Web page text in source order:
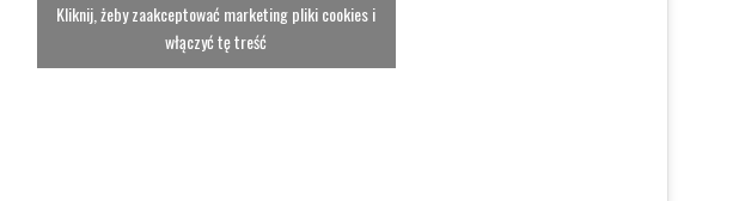
Kliknij, żeby zaakceptować marketing pliki cookies i
włączyć tę treść